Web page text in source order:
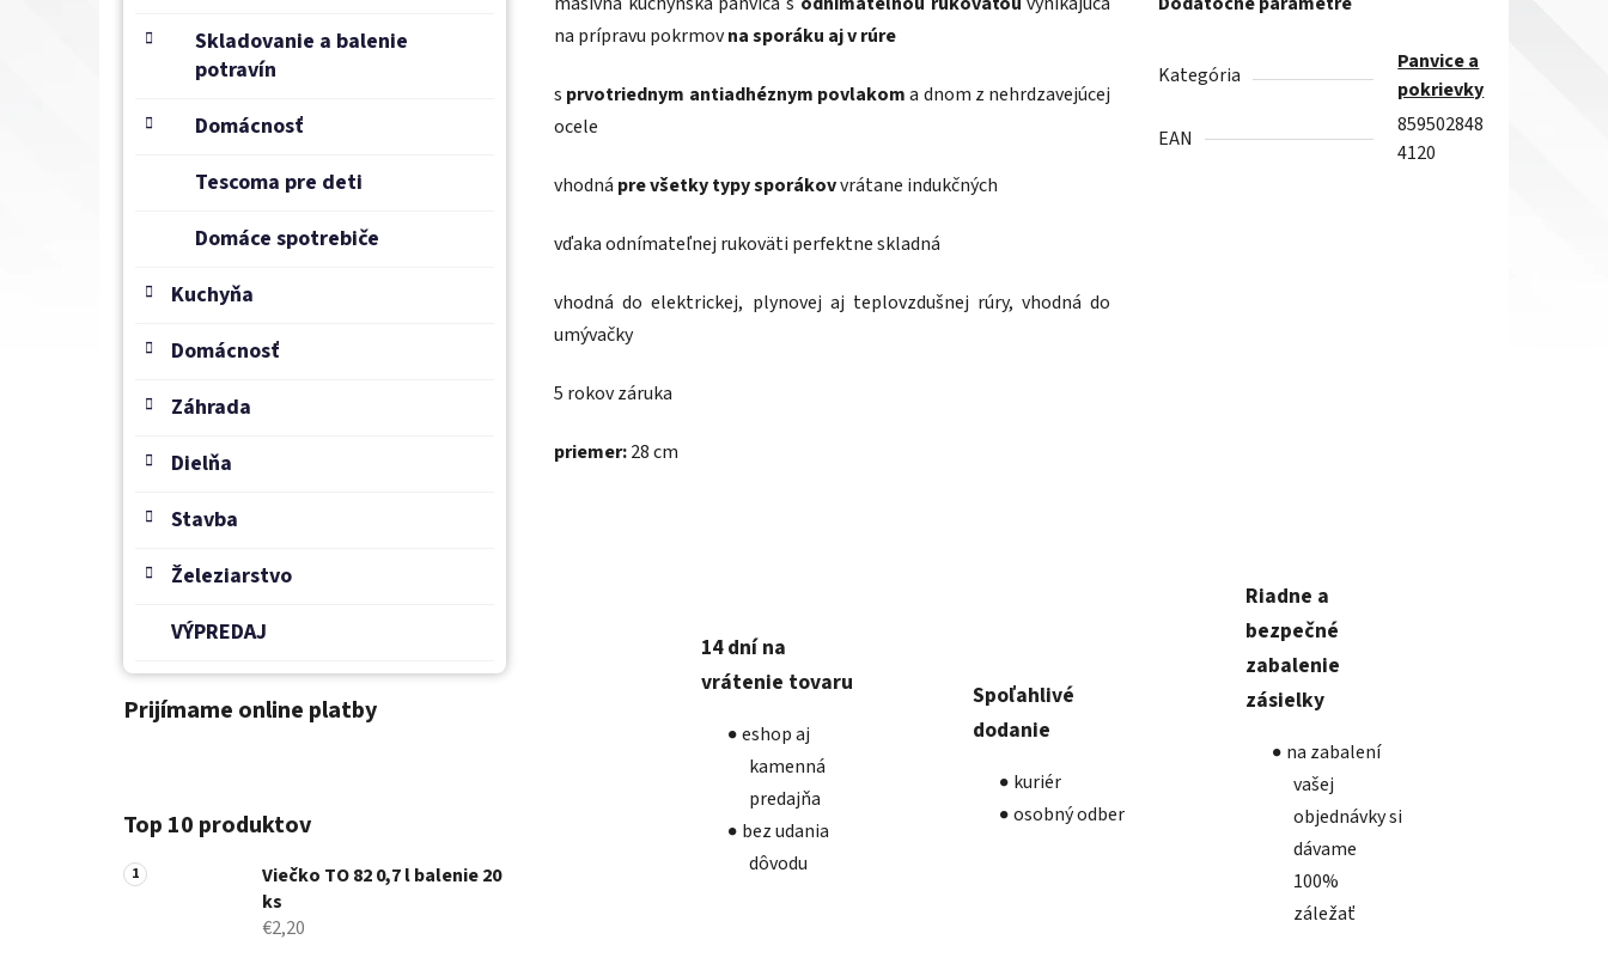
Skladovanie a balenie
potravín
Domácnosť
Tescoma pre deti
Domáce spotrebiče
Kuchyňa
Domácnosť
Záhrada
Dielňa
Stavba
Železiarstvo
VÝPREDAJ
Prijímame online platby
Top 10 produktov
Viečko TO 82 0,7 l balenie 20
ks
€2,20
na prípravu pokrmovna sporáku aj v rúre
s prvotriednym antiadhéznym povlakoma dnom z nehrdzavejúcej
ocele
vhodná pre všetky typy sporákovvrátane indukčných
vďaka odnímateľnej rukoväti perfektne skladná
vhodná do elektrickej, plynovej aj teplovzdušnej rúry, vhodná do
umývačky
5 rokov záruka
priemer:28 cm
Kategória
Panvice a
pokrievky
EAN
859502848
4120
14 dní na
vrátenie tovaru
eshop aj
kamenná
predajňa
bez udania
dôvodu
Spoľahlivé
dodanie
kuriér
osobný odber
Riadne a
bezpečné
zabalenie
zásielky
na zabalení
vašej
objednávky si
dávame
100%
záležať